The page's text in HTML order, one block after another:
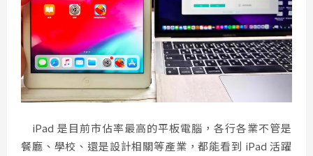
iPad 是目前市佔率最高的平板電腦，各行各業不管是
餐廳、學校、還是設計相關等產業，都能看到 iPad 活躍